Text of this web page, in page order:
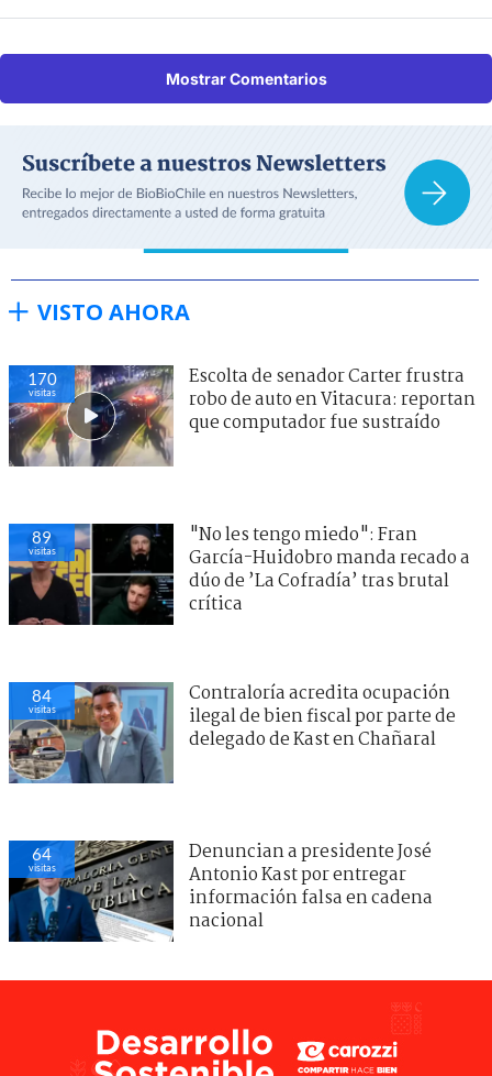
Mostrar Comentarios
VISTO AHORA
170
visitas
Escolta de senador Carter frustra
robo de auto en Vitacura: reportan
que computador fue sustraído
89
visitas
"No les tengo miedo": Fran
García-Huidobro manda recado a
dúo de ’La Cofradía’ tras brutal
crítica
84
visitas
Contraloría acredita ocupación
ilegal de bien fiscal por parte de
delegado de Kast en Chañaral
64
visitas
Denuncian a presidente José
Antonio Kast por entregar
información falsa en cadena
nacional